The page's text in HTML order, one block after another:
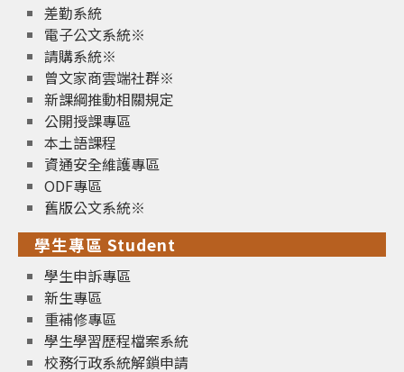
差勤系統
電子公文系統※
請購系統※
曾文家商雲端社群※
新課綱推動相關規定
公開授課專區
本土語課程
資通安全維護專區
ODF專區
舊版公文系統※
學生專區 Student
學生申訴專區
新生專區
重補修專區
學生學習歷程檔案系統
校務行政系統解鎖申請